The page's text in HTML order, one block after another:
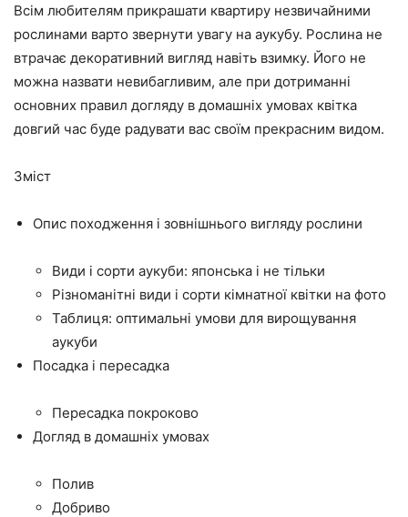
Всім любителям прикрашати квартиру незвичайними
рослинами варто звернути увагу на аукубу. Рослина не
втрачає декоративний вигляд навіть взимку. Його не
можна назвати невибагливим, але при дотриманні
основних правил догляду в домашніх умовах квітка
довгий час буде радувати вас своїм прекрасним видом.
Зміст
Опис походження і зовнішнього вигляду рослини
Види і сорти аукуби: японська і не тільки
Різноманітні види і сорти кімнатної квітки на фото
Таблиця: оптимальні умови для вирощування
аукуби
Посадка і пересадка
Пересадка покроково
Догляд в домашніх умовах
Полив
Добриво